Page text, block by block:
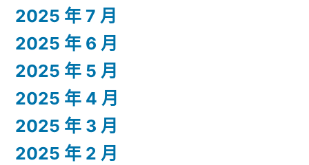
2025 年 7 月
2025 年 6 月
2025 年 5 月
2025 年 4 月
2025 年 3 月
2025 年 2 月